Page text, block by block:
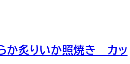
か炙りいか照焼き カッ